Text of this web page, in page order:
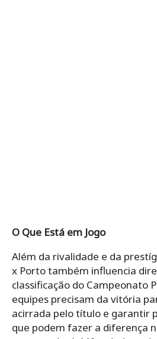
O Que Está em Jogo
Além da rivalidade e da
x Porto também influencia
classificação do Campeonato
equipes precisam da vitória
acirrada pelo título e garantir
que podem fazer a diferença